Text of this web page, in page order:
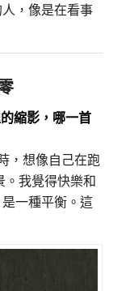
，像是在看事
縮影，哪一首
，想像自己在跑
。我覺得快樂和
一種平衡。這